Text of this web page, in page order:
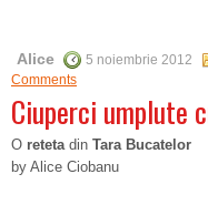
Alice 5 noiembrie 2012
Comments
Ciuperci umplute
O retetadin Tara Bucatelor
by Alice Ciobanu